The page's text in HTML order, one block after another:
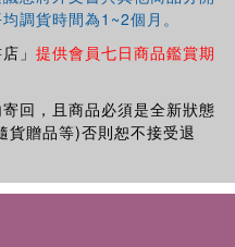
調貨時間為1~2個月。
」 提供會員七日商品鑑賞期
回，且商品必須是全新狀態
貨贈品等)否則恕不接受退